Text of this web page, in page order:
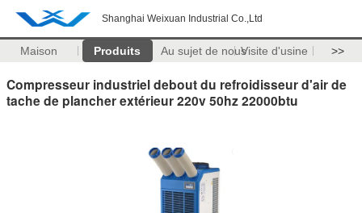
Shanghai Weixuan Industrial Co.,Ltd
Maison Produits Au sujet de nousVisite d'usine >>
Compresseur industriel debout du refroidisseur d'air de
tache de plancher extérieur 220v 50hz 22000btu